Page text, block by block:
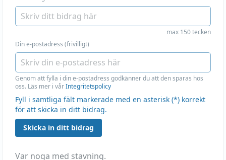
max 150 tecken
Din e-postadress (frivilligt)
Genom att fylla i din e-postadress godkänner du att den sparas hos
oss. Läs mer i vårIntegritetspolicy
Fyll i samtliga fält markerade med en asterisk (*) korrekt
för att skicka in ditt bidrag.
Skicka in ditt bidrag
Var noga med stavning.